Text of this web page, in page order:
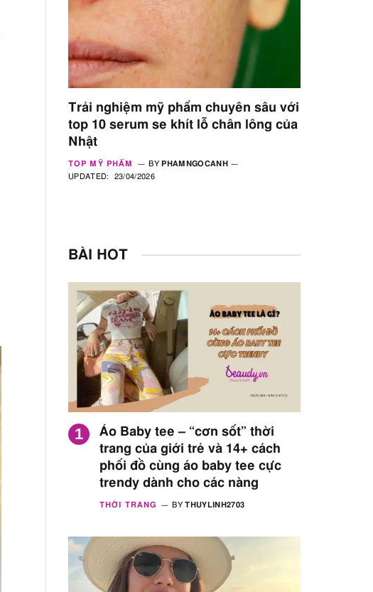
Trải nghiệm mỹ phẩm chuyên sâu với
top 10 serum se khít lỗ chân lông của
Nhật
TOP MỸ PHẨM BY PHAMNGOCANH
UPDATED:
23/04/2026
BÀI HOT
Áo Baby tee – “cơn sốt” thời
trang của giới trẻ và 14+ cách
phối đồ cùng áo baby tee cực
trendy dành cho các nàng
THỜI TRANG BY THUYLINH2703